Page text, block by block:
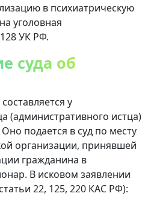
в психиатрическую
уголовная
УК РФ.
суда об
у
(административного истца)
подается в суд по месту
организации, принявшей
гражданина в
В исковом заявлении
22, 125, 220 КАС РФ):